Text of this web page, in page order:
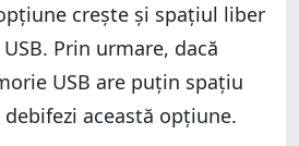
crește și spațiul liber
Prin urmare, dacă
USB are puțin spațiu
această opțiune.